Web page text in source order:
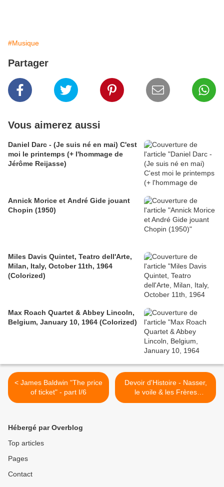
#Musique
Partager
Vous aimerez aussi
Daniel Darc - (Je suis né en mai) C'est
moi le printemps (+ l'hommage de
Jérôme Reijasse)
Annick Morice et André Gide jouant
Chopin (1950)
Miles Davis Quintet, Teatro dell'Arte,
Milan, Italy, October 11th, 1964
(Colorized)
Max Roach Quartet & Abbey Lincoln,
Belgium, January 10, 1964 (Colorized)
< James Baldwin "The price
of ticket" - part I/6
Devoir d'Histoire - Nasser,
le voile & les Frères
musulmans >
Hébergé par Overblog
Top articles
Pages
Contact